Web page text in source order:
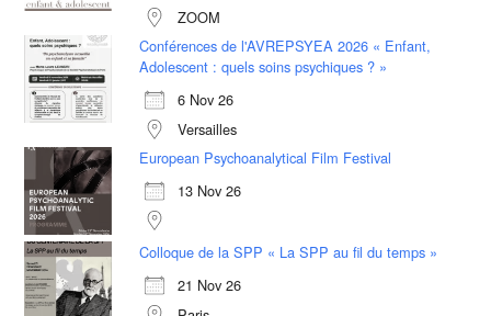
ZOOM
Conférences de l'AVREPSYEA 2026 « Enfant,
Adolescent : quels soins psychiques ? »
6 Nov 26
Versailles
European Psychoanalytical Film Festival
13 Nov 26
Colloque de la SPP « La SPP au fil du temps »
21 Nov 26